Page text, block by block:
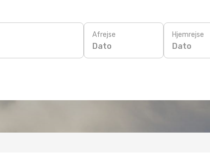
Afrejse
Dato
Hjemrejse
Dato